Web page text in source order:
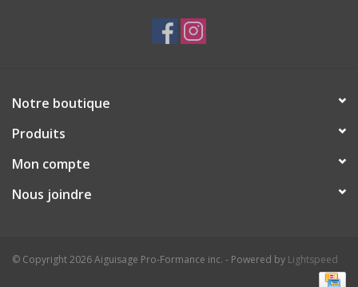
Notre boutique
Produits
Mon compte
Nous joindre
© Copyright 2026 Aiguisage Pro-Formance inc. - Powered by Lightspeed